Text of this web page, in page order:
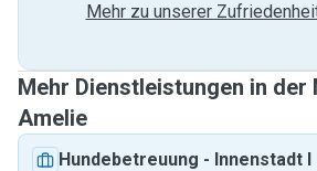
Mehr zu unserer
Mehr Dienstleistungen in der
Amelie
Hundebetreuung - Innenstadt I